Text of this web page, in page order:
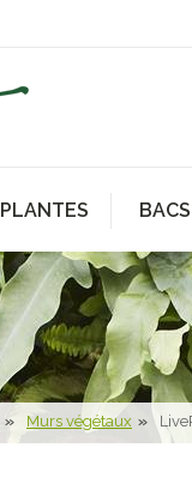
PLANTES
Murs végétaux